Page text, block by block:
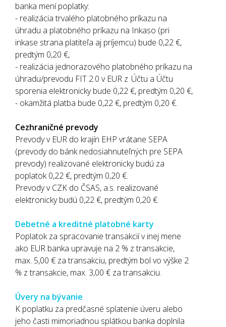
banka mení poplatky:
- realizácia trvalého platobného príkazu na
úhradu a platobného príkazu na Inkaso (pri
inkase strana platiteľa aj príjemcu) bude 0,22 €,
predtým 0,20 €,
- realizácia jednorazového platobného príkazu na
úhradu/prevodu FIT 2.0 v EUR z Účtu a Účtu
sporenia elektronicky bude 0,22 €, predtým 0,20 €,
- okamžitá platba bude 0,22 €, predtým 0,20 €.
Cezhraničné prevody
Prevody v EUR do krajín EHP vrátane SEPA
(prevody do bánk nedosiahnuteľných pre SEPA
prevody) realizované elektronicky budú za
poplatok 0,22 €, predtým 0,20 €.
Prevody v CZK do ČSAS, a.s. realizované
elektronicky budú 0,22 €, predtým 0,20 €.
Debetné a kreditné platobné karty
Poplatok za spracovanie transakcií v inej mene
ako EUR banka upravuje na 2 % z transakcie,
max. 5,00 € za transakciu, predtým bol vo výške 2
% z transakcie, max. 3,00 € za transakciu.
Úvery na bývanie
K poplatku za predčasné splatenie úveru alebo
jeho časti mimoriadnou splátkou banka doplnila